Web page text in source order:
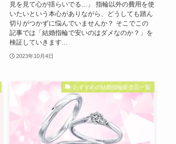
見を見て心が揺らいでる...」 指輪以外の費用を使
いたいという本心がありながら、どうしても踏ん
切りがつかずに悩んでいませんか？ そこでこの
記事では「結婚指輪で安いのはダメなのか？」を
検証していきます...
2023年10月4日
おすすめの結婚指輪販売店一覧